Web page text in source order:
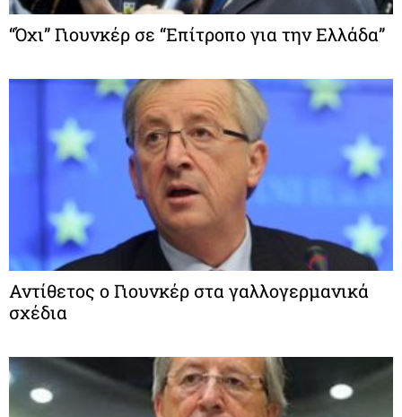
“Όχι” Γιουνκέρ σε “Επίτροπο για την Ελλάδα”
Αντίθετος ο Γιουνκέρ στα γαλλογερμανικά
σχέδια